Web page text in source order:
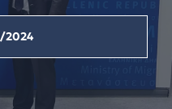
2024